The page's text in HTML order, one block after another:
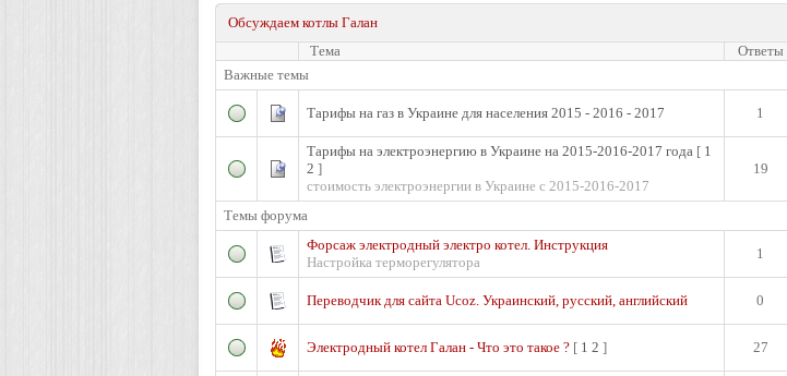
Обсуждаем котлы Галан
Тема
Ответы
Важные темы
Тарифы на газ в Украине для населения 2015 - 2016 - 2017 1
Тарифы на электроэнергию в Украине на 2015-2016-2017 года [ 1
2 ]
стоимость электроэнергии в Украине с 2015-2016-2017
19
Темы форума
Форсаж электродный электро котел. Инструкция
Настройка терморегулятора
1
Переводчик для сайта Ucoz. Украинский, русский, английский 0
Электродный котел Галан - Что это такое ? [ 1 2 ] 27